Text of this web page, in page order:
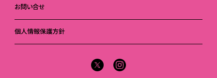
お問い合せ
個人情報保護方針